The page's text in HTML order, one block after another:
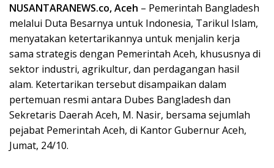
NUSANTARANEWS.co, Aceh – Pemerintah Bangladesh
melalui Duta Besarnya untuk Indonesia, Tarikul Islam,
menyatakan ketertarikannya untuk menjalin kerja
sama strategis dengan Pemerintah Aceh, khususnya di
sektor industri, agrikultur, dan perdagangan hasil
alam. Ketertarikan tersebut disampaikan dalam
pertemuan resmi antara Dubes Bangladesh dan
Sekretaris Daerah Aceh, M. Nasir, bersama sejumlah
pejabat Pemerintah Aceh, di Kantor Gubernur Aceh,
Jumat, 24/10.